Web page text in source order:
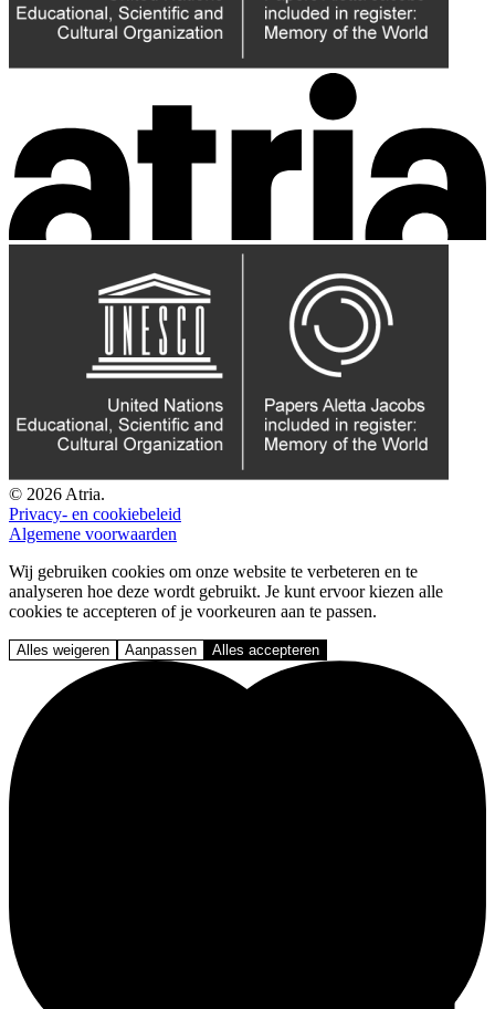
© 2026 Atria.
Privacy- en cookiebeleid
Algemene voorwaarden
Wij gebruiken cookies om onze website te verbeteren en te
analyseren hoe deze wordt gebruikt. Je kunt ervoor kiezen alle
cookies te accepteren of je voorkeuren aan te passen.
Alles weigeren Aanpassen Alles accepteren